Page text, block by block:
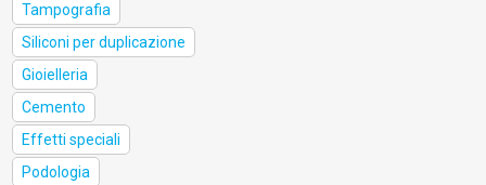
Tampografia
Siliconi per duplicazione
Gioielleria
Cemento
Effetti speciali
Podologia